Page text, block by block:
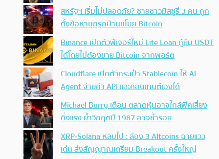
สหรัฐฯ เริ่มไม่ปลอดภัย? ชายชาวมิสซูรี 3 คน ถูก
ตั้งข้อหาบุกรุกบ้านขโมย Bitcoin
Binance เปิดตัวฟีเจอร์ใหม่ Lite Loan กู้ยืม USDT
ได้โดยไม่ต้องขาย Bitcoin จากพอร์ต
Cloudflare เปิดตัวกระเป๋า Stablecoin ให้ AI
Agent จ่ายค่า API และคอนเทนต์เองได้
Michael Burry เตือน ตลาดหุ้นอาจใกล้พีคเสี่ยง
ดิ่งแรง ย้ำวิกฤตปี 1987 อาจซ้ำรอย
XRP-Solana หลบไป : ส่อง 3 Altcoins ฉายแวว
เด่น ส่งสัญญาณเตรียม Breakout ครั้งใหญ่